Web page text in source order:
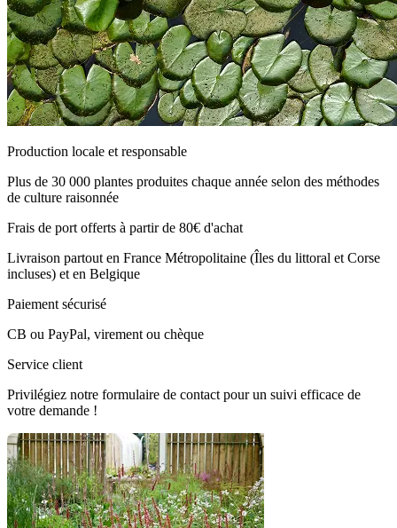
Production locale et responsable
Plus de 30 000 plantes produites chaque année selon des méthodes
de culture raisonnée
Frais de port offerts à partir de 80€ d'achat
Livraison partout en France Métropolitaine (Îles du littoral et Corse
incluses) et en Belgique
Paiement sécurisé
CB ou PayPal, virement ou chèque
Service client
Privilégiez notre formulaire de contact pour un suivi efficace de
votre demande !